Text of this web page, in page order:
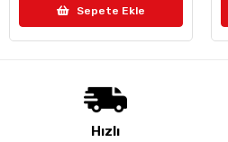
Sepete Ekle
Hızlı